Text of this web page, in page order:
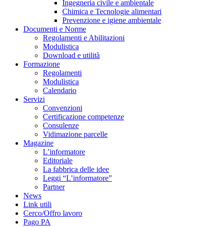
Ingegneria civile e ambientale
Chimica e Tecnologie alimentari
Prevenzione e igiene ambientale
Documenti e Norme
Regolamenti e Abilitazioni
Modulistica
Download e utilità
Formazione
Regolamenti
Modulistica
Calendario
Servizi
Convenzioni
Certificazione competenze
Consulenze
Vidimazione parcelle
Magazine
L’informatore
Editoriale
La fabbrica delle idee
Leggi “L’informatore”
Partner
News
Link utili
Cerco/Offro lavoro
Pago PA